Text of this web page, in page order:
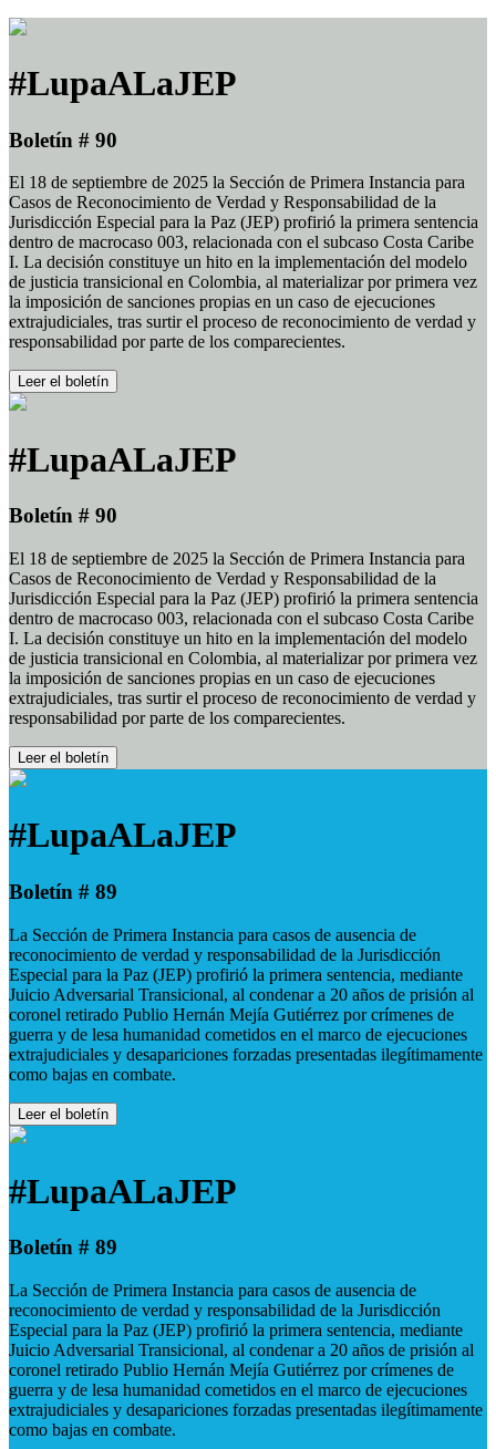
#LupaALaJEP
Boletín # 90
El 18 de septiembre de 2025 la Sección de Primera Instancia para
Casos de Reconocimiento de Verdad y Responsabilidad de la
Jurisdicción Especial para la Paz (JEP) profirió la primera sentencia
dentro de macrocaso 003, relacionada con el subcaso Costa Caribe
I. La decisión constituye un hito en la implementación del modelo
de justicia transicional en Colombia, al materializar por primera vez
la imposición de sanciones propias en un caso de ejecuciones
extrajudiciales, tras surtir el proceso de reconocimiento de verdad y
responsabilidad por parte de los comparecientes.
Leer el boletín
#LupaALaJEP
Boletín # 90
El 18 de septiembre de 2025 la Sección de Primera Instancia para
Casos de Reconocimiento de Verdad y Responsabilidad de la
Jurisdicción Especial para la Paz (JEP) profirió la primera sentencia
dentro de macrocaso 003, relacionada con el subcaso Costa Caribe
I. La decisión constituye un hito en la implementación del modelo
de justicia transicional en Colombia, al materializar por primera vez
la imposición de sanciones propias en un caso de ejecuciones
extrajudiciales, tras surtir el proceso de reconocimiento de verdad y
responsabilidad por parte de los comparecientes.
Leer el boletín
#LupaALaJEP
Boletín # 89
La Sección de Primera Instancia para casos de ausencia de
reconocimiento de verdad y responsabilidad de la Jurisdicción
Especial para la Paz (JEP) profirió la primera sentencia, mediante
Juicio Adversarial Transicional, al condenar a 20 años de prisión al
coronel retirado Publio Hernán Mejía Gutiérrez por crímenes de
guerra y de lesa humanidad cometidos en el marco de ejecuciones
extrajudiciales y desapariciones forzadas presentadas ilegítimamente
como bajas en combate.
Leer el boletín
#LupaALaJEP
Boletín # 89
La Sección de Primera Instancia para casos de ausencia de
reconocimiento de verdad y responsabilidad de la Jurisdicción
Especial para la Paz (JEP) profirió la primera sentencia, mediante
Juicio Adversarial Transicional, al condenar a 20 años de prisión al
coronel retirado Publio Hernán Mejía Gutiérrez por crímenes de
guerra y de lesa humanidad cometidos en el marco de ejecuciones
extrajudiciales y desapariciones forzadas presentadas ilegítimamente
como bajas en combate.